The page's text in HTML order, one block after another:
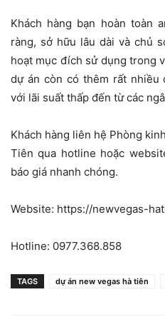
Khách hàng bạn hoàn toàn
ràng, sở hữu lâu dài và chủ
hoạt mục đích sử dụng trong
dự án còn có thêm rất nhiều
với lãi suất thấp đến từ các
Khách hàng liên hệ Phòng
Tiên qua hotline hoặc
báo giá nhanh chóng.
Website: https://newvegas-
Hotline: 0977.368.858
TAGS dự án new vegas hà tiên